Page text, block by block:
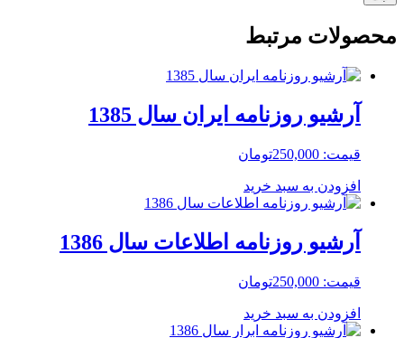
محصولات مرتبط
آرشیو روزنامه ایران سال 1385
قیمت: 250,000تومان
افزودن به سبد خرید
آرشیو روزنامه اطلاعات سال 1386
قیمت: 250,000تومان
افزودن به سبد خرید